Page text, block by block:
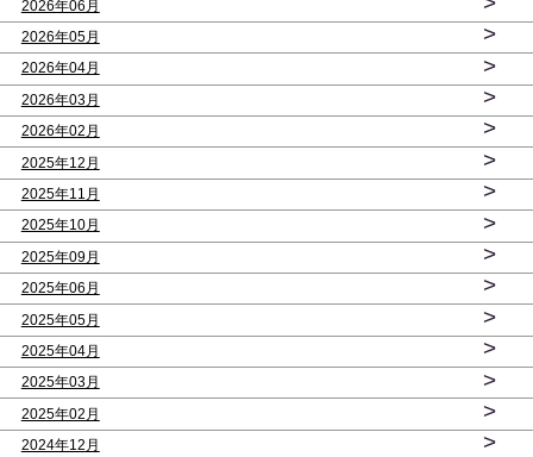
2026年06月
2026年05月 >
2026年04月 >
2026年03月 >
2026年02月 >
2025年12月 >
2025年11月 >
2025年10月 >
2025年09月 >
2025年06月 >
2025年05月 >
2025年04月 >
2025年03月 >
2025年02月 >
2024年12月 >